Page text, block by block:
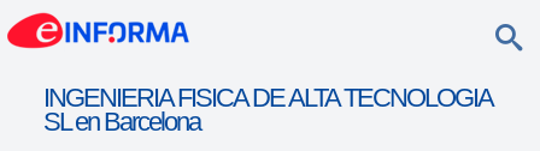
INGENIERIA FISICA DE ALTA TECNOLOGIA
SL en Barcelona